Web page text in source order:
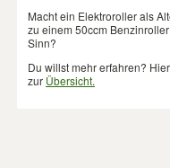
Macht ein Elektroroller als
zu einem 50ccm
Sinn?
Du willst mehr erfahren?
zur Übersicht.